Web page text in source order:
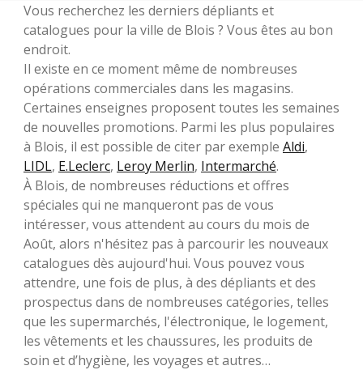
Vous recherchez les derniers dépliants et
catalogues pour la ville de Blois ? Vous êtes au bon
endroit.
Il existe en ce moment même de nombreuses
opérations commerciales dans les magasins.
Certaines enseignes proposent toutes les semaines
de nouvelles promotions. Parmi les plus populaires
à Blois, il est possible de citer par exemple Aldi,
LIDL, E.Leclerc, Leroy Merlin, Intermarché.
À Blois, de nombreuses réductions et offres
spéciales qui ne manqueront pas de vous
intéresser, vous attendent au cours du mois de
Août, alors n'hésitez pas à parcourir les nouveaux
catalogues dès aujourd'hui. Vous pouvez vous
attendre, une fois de plus, à des dépliants et des
prospectus dans de nombreuses catégories, telles
que les supermarchés, l'électronique, le logement,
les vêtements et les chaussures, les produits de
soin et d’hygiène, les voyages et autres…